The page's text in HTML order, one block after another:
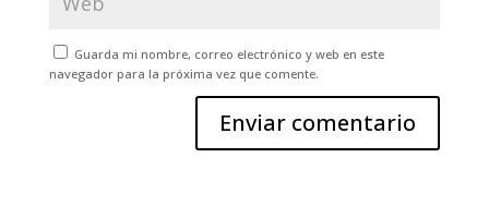
Guarda mi nombre, correo electrónico y web en este
navegador para la próxima vez que comente.